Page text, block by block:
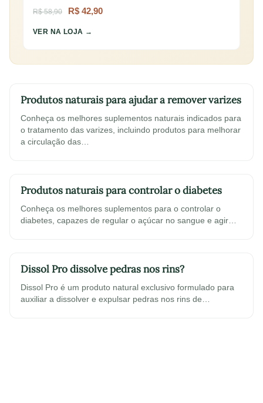
R$ 58,90
R$ 42,90
VER NA LOJA →
Produtos naturais para ajudar a remover varizes
Conheça os melhores suplementos naturais indicados para
o tratamento das varizes, incluindo produtos para melhorar
a circulação das…
Produtos naturais para controlar o diabetes
Conheça os melhores suplementos para o controlar o
diabetes, capazes de regular o açúcar no sangue e agir…
Dissol Pro dissolve pedras nos rins?
Dissol Pro é um produto natural exclusivo formulado para
auxiliar a dissolver e expulsar pedras nos rins de…